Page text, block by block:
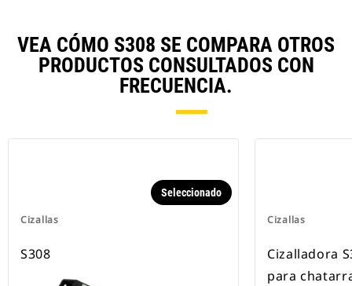
VEA CÓMO S308 SE COMPARA OTROS
PRODUCTOS CONSULTADOS CON
FRECUENCIA.
Cizallas
Seleccionado
S308
Cizallas
Cizalladora
para